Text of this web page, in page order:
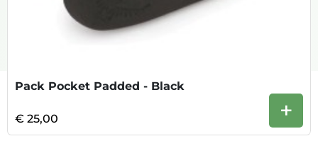
Pack Pocket Padded - Black
€ 25,00 +